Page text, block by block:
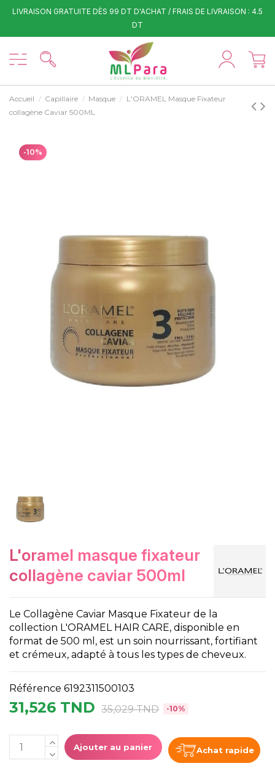
LIVRAISON GRATUITE DÈS 99 DT D'ACHAT / FRAIS DE LIVRAISON : 4.5
DT
Accueil Capillaire Masque
L'ORAMEL Masque Fixateur
collagène Caviar 500ML
-10%
l'oramel masque fixateur
collagène caviar 500ml
Le Collagène Caviar Masque Fixateur de la
collection L'ORAMEL HAIR CARE, disponible en
format de 500 ml, est un soin nourrissant, fortifiant
et crémeux, adapté à tous les types de cheveux.
Référence 6192311500103
31,526 TND 35,029 TND -10%
Ajouter au panier Achat rapide